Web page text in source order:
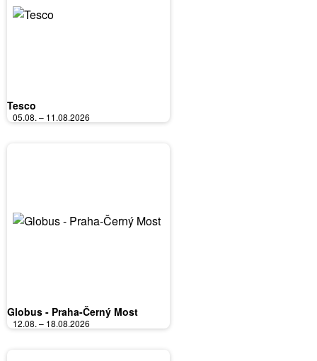
Tesco
05.08. – 11.08.2026
Globus - Praha-Černý Most
12.08. – 18.08.2026